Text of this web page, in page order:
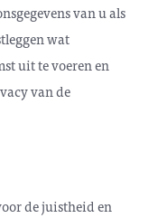
van u als
wat
uit te voeren en
van de
de juistheid en